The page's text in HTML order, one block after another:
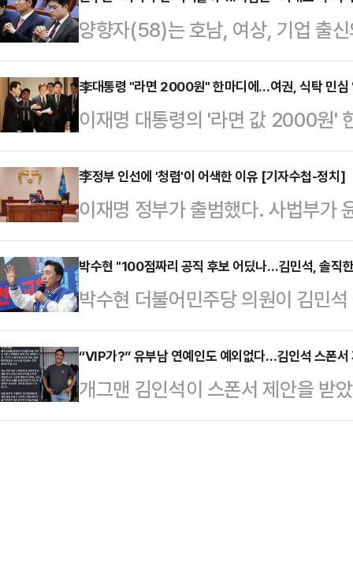
양향자(58)는 호남, 여상, 기업 출
이력에 하나 더 추가할, 다른 유력
다. 현재 대한민국에서 조국당만 빼
이준석의 개혁신당을 전후에 몸담
하는 두 당의 차이를 그녀는 이렇게
갑자기 선거에서 외면할까 막연한
는 지지자가 막상 선거에서는 꼭 찍
같다.”탁월한 대…
李대통령 "라면 2000원" 한마디에…여권, 식탁 민심
이재명 대통령의 '라면 값 2000원'
있다. 정부는 대통령 주재 비상경제
시동을 걸었다. 이 대통령은 전통시
심' 행보를 이어가고 있다. 국무총
자청한 것도 이례적이라는 평가다
'현장 정공법'에 나서면서 여권의
는 '현장 중심' 기조로 재편되고 있
은 25%에 …
李정부 인선에 '청렴'이 어색한 이유 [기자수첩-정치]
이재명 정부가 출범했다. 사법부가
선고를 내리기에 앞서 '내란종식'을
로 인수위원회 없이 출범한 새 정부
에 대한 인선도 신속하다.친명(친
원은 이재명 대통령 인선 기준의
정성호 의원은 지난 12일 라디오에
가'라는 질문에 "유능함이 검증된
된다는 것…
박수현 "100점짜리 공직 후보 어딨나…김민석, 솔직
박수현 더불어민주당 의원이 김민
앞두고 불거진 불법정치자금 제공
'아빠 찬스', 중국 칭화대 석사학위
100점짜리 공직 후보자가 있다고
은 16일 YTN라디오 '뉴스파이팅'
“VIP가?” 유부남 연예인도 예외없다…김인석 스폰서
개그맨 김인석이 스폰서 제안을 받
난 14일 자신의 소셜미디어(SNS)